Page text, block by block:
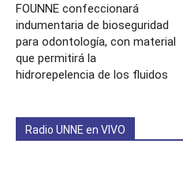
FOUNNE confeccionará
indumentaria de bioseguridad
para odontología, con material
que permitirá la
hidrorepelencia de los fluidos
Radio UNNE en VIVO